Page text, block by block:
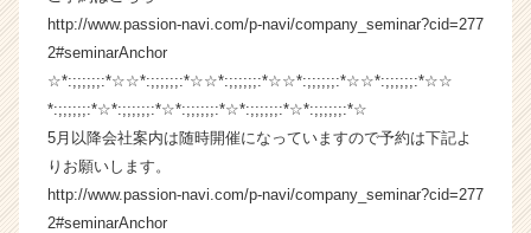
チ
ャ
リ
ア
h
http://www.passion-navi.com/p-navi/company_seminar?cid=277
2#seminarAnchor
☆*:;;;;;;:*☆☆*:;;;;;;:*☆☆*:;;;;;;:*☆☆*:;;;;;;:*☆☆*:;;;;;;:*☆☆
*:;;;;;;:*☆*:;;;;;;:*☆*:;;;;;;:*☆*:;;;;;;:*☆*:;;;;;;:*☆
5月以降会社案内は随時開催になっていますので予約は下記よ
りお願いします。
http://www.passion-navi.com/p-navi/company_seminar?cid=277
2#seminarAnchor